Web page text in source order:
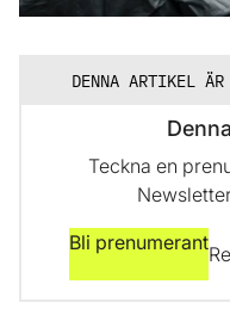
DENNA ARTIKEL ÄR
Teckna en
Bli prenumerant